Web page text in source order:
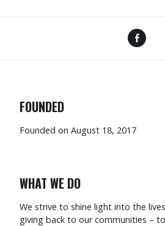
FOUNDED
Founded on August 18, 2017
WHAT WE DO
We strive to shine light into the
giving back to our communities –